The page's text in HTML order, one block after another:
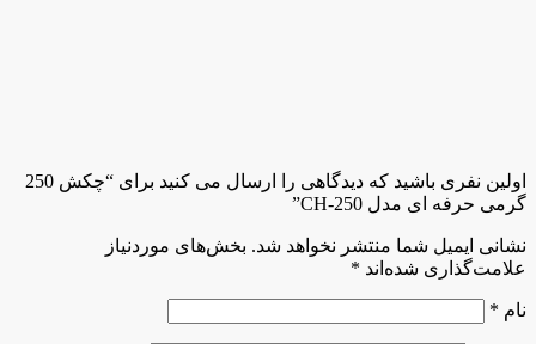
اولین نفری باشید که دیدگاهی را ارسال می کنید برای “چکش 250
گرمی حرفه ای مدل CH-250”
نشانی ایمیل شما منتشر نخواهد شد. بخش‌های موردنیاز
علامت‌گذاری شده‌اند *
نام *